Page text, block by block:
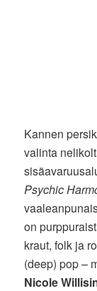
Kannen
valinta
Psychic
on
kraut, folk ja
(deep) pop –
Nicole